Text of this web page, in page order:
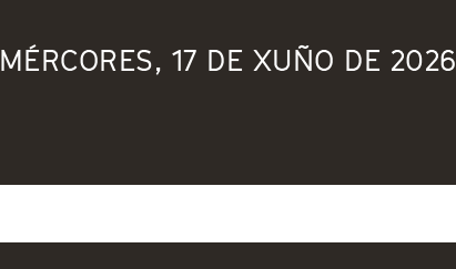
MÉRCORES, 17 DE XUÑO DE 2026